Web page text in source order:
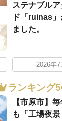
ステナブル
ド「ruinas
ました。
2026年
ランキング5
【市原市】
も「工場夜